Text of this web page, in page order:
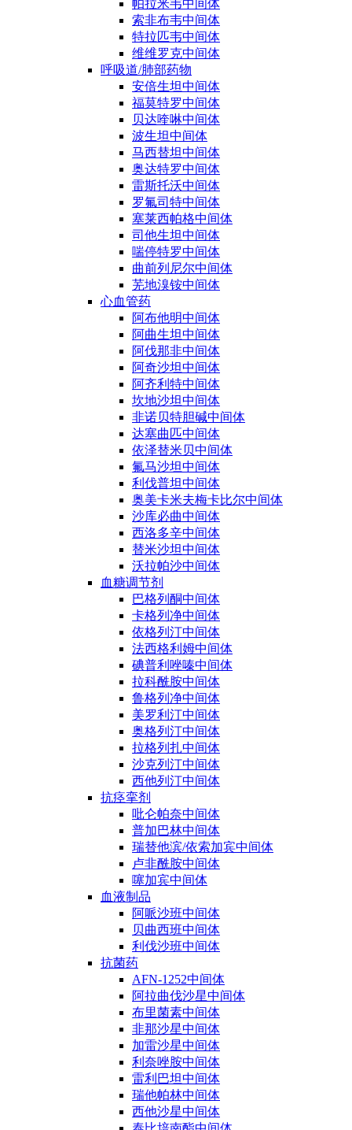
帕拉米韦中间体
索非布韦中间体
特拉匹韦中间体
维维罗克中间体
呼吸道/肺部药物
安倍生坦中间体
福莫特罗中间体
贝达喹啉中间体
波生坦中间体
马西替坦中间体
奥达特罗中间体
雷斯托沃中间体
罗氟司特中间体
塞莱西帕格中间体
司他生坦中间体
喘停特罗中间体
曲前列尼尔中间体
芜地溴铵中间体
心血管药
阿布他明中间体
阿曲生坦中间体
阿伐那非中间体
阿奇沙坦中间体
阿齐利特中间体
坎地沙坦中间体
非诺贝特胆碱中间体
达塞曲匹中间体
依泽替米贝中间体
氟马沙坦中间体
利伐普坦中间体
奥美卡米夫梅卡比尔中间体
沙库必曲中间体
西洛多辛中间体
替米沙坦中间体
沃拉帕沙中间体
血糖调节剂
巴格列酮中间体
卡格列净中间体
依格列汀中间体
法西格利姆中间体
碘普利唑嗪中间体
拉科酰胺中间体
鲁格列净中间体
美罗利汀中间体
奥格列汀中间体
拉格列扎中间体
沙克列汀中间体
西他列汀中间体
抗痉挛剂
吡仑帕奈中间体
普加巴林中间体
瑞替他滨/依索加宾中间体
卢非酰胺中间体
噻加宾中间体
血液制品
阿哌沙班中间体
贝曲西班中间体
利伐沙班中间体
抗菌药
AFN-1252中间体
阿拉曲伐沙星中间体
布里菌素中间体
非那沙星中间体
加雷沙星中间体
利奈唑胺中间体
雷利巴坦中间体
瑞他帕林中间体
西他沙星中间体